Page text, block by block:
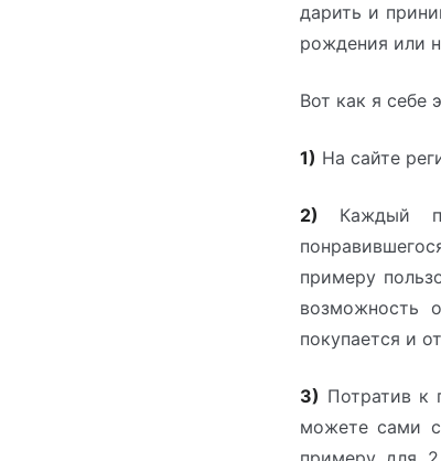
дарить и
рождения или
Вот как я себе
1) На сайте
2) Каждый
примеру
возможность
покупается и
3) Потратив к
можете сами